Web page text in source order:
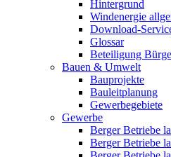
Hintergrund
Windenergie
Download-
Glossar
Beteiligung
Bauen & Umwelt
Bauprojekte
Bauleitplanung
Gewerbegebiete
Gewerbe
Berger Betriebe
Berger Betriebe